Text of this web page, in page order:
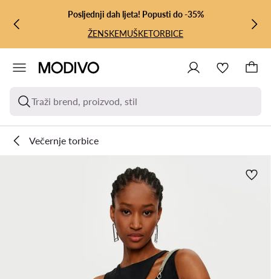
PRIJEĐI NA GLAVNI SADRŽAJ
PRIJEĐI NA PRETRAŽIVANJE
Posljednji dah ljeta! Popusti do -35%
ŽENSKEMUŠKETORBICE
Traži brend, proizvod, stil
Večernje torbice